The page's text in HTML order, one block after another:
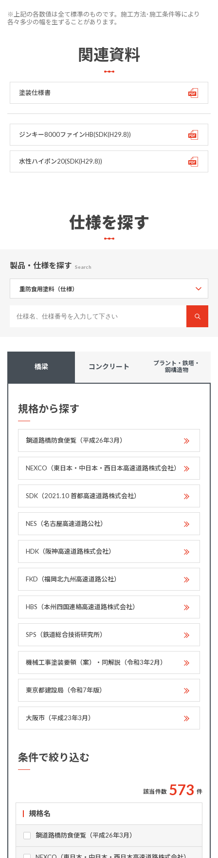
※上記の各数値は全て標準のものです。施工方法･施工条件等により
各々多少の幅を生ずることがあります。
関連資料
塗装仕様書
ジンキー8000ファインHB(SDK(H29.8))
水性ハイポン20(SDK(H29.8))
仕様を探す
製品・仕様を探す Search
橋梁 コンクリート
プラント・鉄塔・
鋼構造物
規格から探す
鋼道路橋防食便覧（平成26年3月）
NEXCO（東日本・中日本・西日本高速道路株式会社）
SDK（2021.10 首都高速道路株式会社）
NES（名古屋高速道路公社）
HDK（阪神高速道路株式会社）
FKD（福岡北九州高速道路公社）
HBS（本州四国連絡高速道路株式会社）
SPS（鉄道総合技術研究所）
機械工事塗装要領（案）・同解説（令和3年2月）
東京都建設局（令和7年版）
大阪市（平成23年3月）
条件で絞り込む
該当件数 573 件
規格名
鋼道路橋防食便覧（平成26年3月）